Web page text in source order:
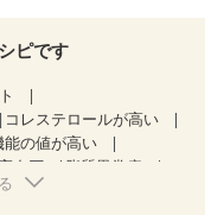
ピです
コレステロールが高い
能の値が高い
血圧
脂質異常症